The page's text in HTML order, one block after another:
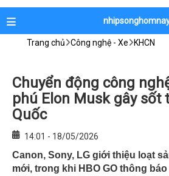
Trang chủ Công nghệ - Xe KHCN
Chuyển động công
phú Elon Musk gây sốt
Quốc
14:01 - 18/05/2026
Canon, Sony, LG giới thiệu loạt
mới, trong khi HBO GO thông